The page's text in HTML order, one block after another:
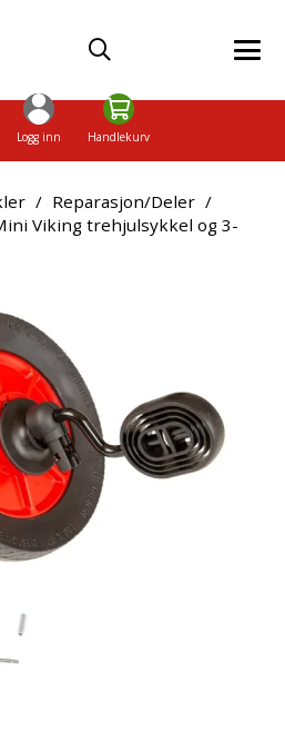
Logg inn Handlekurv
/ Reparasjon/Deler /
Viking trehjulsykkel og 3-